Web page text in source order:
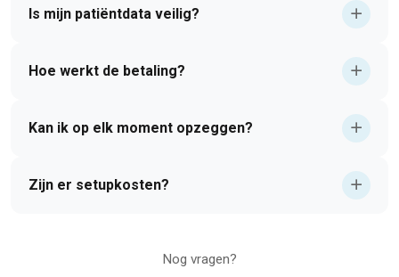
Is mijn patiëntdata veilig?
Hoe werkt de betaling?
Kan ik op elk moment opzeggen?
Zijn er setupkosten?
Nog vragen?